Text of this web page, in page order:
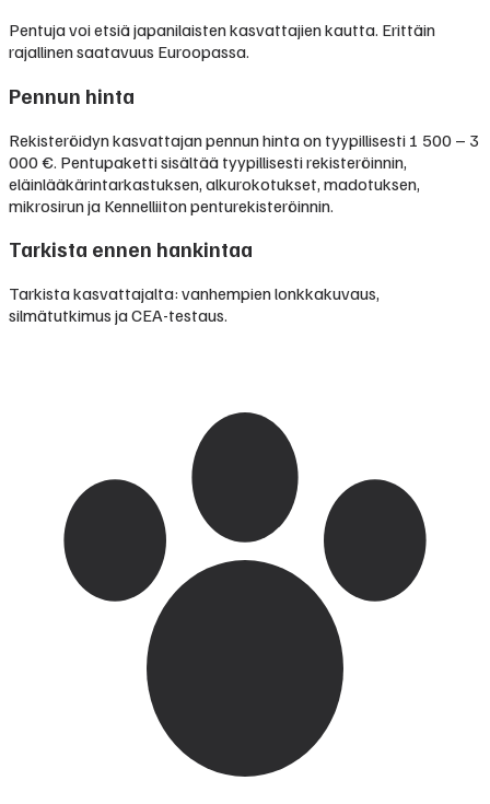
Pentuja voi etsiä japanilaisten kasvattajien kautta. Erittäin
rajallinen saatavuus Euroopassa.
Pennun hinta
Rekisteröidyn kasvattajan pennun hinta on tyypillisesti 1 500 – 3
000 €. Pentupaketti sisältää tyypillisesti rekisteröinnin,
eläinlääkärintarkastuksen, alkurokotukset, madotuksen,
mikrosirun ja Kennelliiton penturekisteröinnin.
Tarkista ennen hankintaa
Tarkista kasvattajalta: vanhempien lonkkakuvaus,
silmätutkimus ja CEA-testaus.